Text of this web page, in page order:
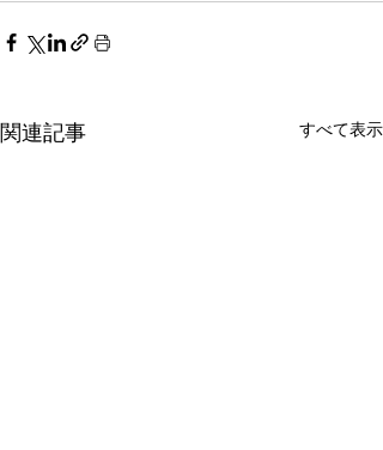
関連記事 すべて表示